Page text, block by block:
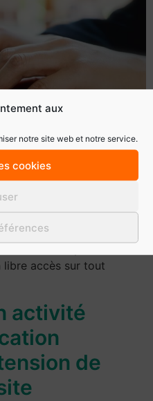
aux
notre site web et notre service.
cookies
du système de
réparties en 3 types
confidentielles :
par les
d’ACTIVCERT,
disponibles sur
libre accès sur tout
activité
de